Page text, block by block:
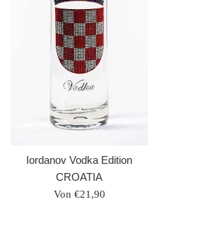
Iordanov Vodka Edition
CROATIA
Von €21,90